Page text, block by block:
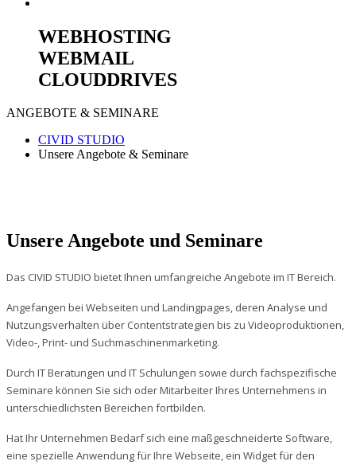
WEBHOSTING
WEBMAIL
CLOUDDRIVES
ANGEBOTE & SEMINARE
CIVID STUDIO
Unsere Angebote & Seminare
Unsere Angebote und Seminare
Das CIVID STUDIO bietet Ihnen umfangreiche Angebote im IT Bereich.
Angefangen bei Webseiten und Landingpages, deren Analyse und
Nutzungsverhalten über Contentstrategien bis zu Videoproduktionen,
Video-, Print- und Suchmaschinenmarketing.
Durch IT Beratungen und IT Schulungen sowie durch fachspezifische
Seminare können Sie sich oder Mitarbeiter Ihres Unternehmens in
unterschiedlichsten Bereichen fortbilden.
Hat Ihr Unternehmen Bedarf sich eine maßgeschneiderte Software,
eine spezielle Anwendung für Ihre Webseite, ein Widget für den